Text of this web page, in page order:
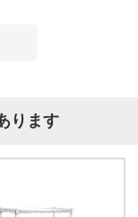
ります